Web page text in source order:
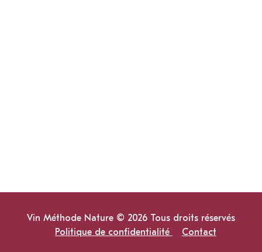
Vin Méthode Nature © 2026 Tous droits réservés
Politique de confidentialité
Contact